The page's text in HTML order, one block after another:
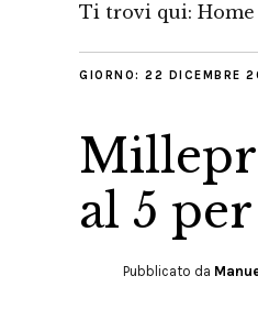
Ti trovi qui: Home
GIORNO: 22 DICEMBRE
al 5
Pubblicato da